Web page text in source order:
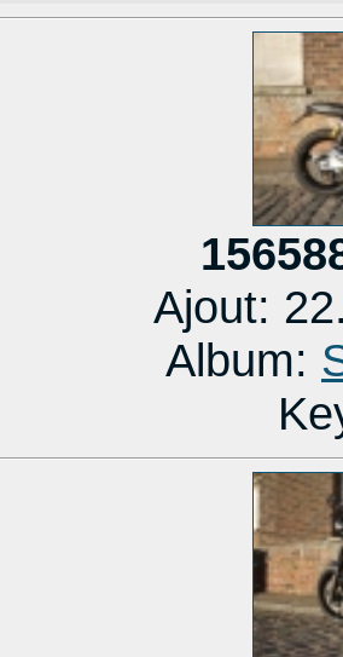
Ajout:
Album: